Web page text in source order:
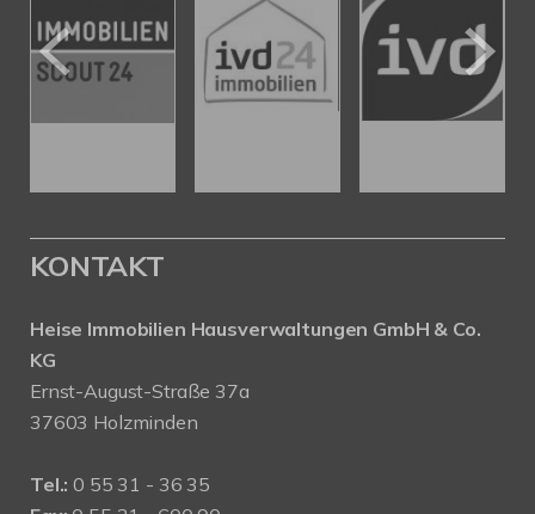
KONTAKT
Heise Immobilien Hausverwaltungen GmbH & Co.
KG
Ernst-August-Straße 37a
37603 Holzminden
Tel.: 0 55 31 - 36 35